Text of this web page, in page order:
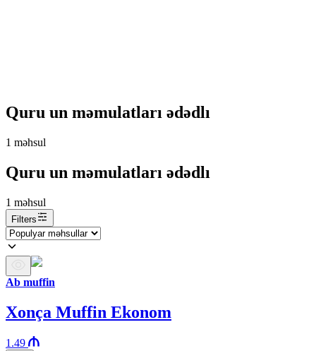
Quru un məmulatları ədədlı
1 məhsul
Quru un məmulatları ədədlı
1 məhsul
Filters
Ab muffin
Xonça Muffin Ekonom
1.49